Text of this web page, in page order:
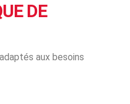
DE
aux besoins